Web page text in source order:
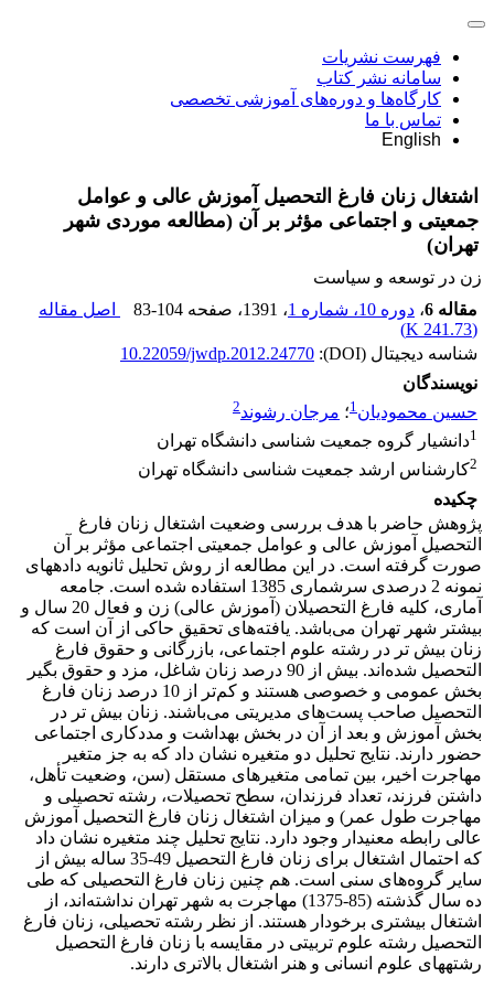
فهرست نشریات
سامانه نشر کتاب
کارگاه‌ها و دوره‌های آموزشی تخصصی
تماس با ما
English
اشتغال زنان فارغ التحصیل آموزش عالی و عوامل
جمعیتی و اجتماعی مؤثر بر آن (مطالعه موردی شهر
تهران)
زن در توسعه و سیاست
مقاله 6
، دوره 10، شماره 1 ، 1391 ، صفحه 83-104
اصل مقاله
(
241.73 K
)
شناسه دیجیتال (DOI):
10.22059/jwdp.2012.24770
نویسندگان
حسین محمودیان1؛ مرجان رشوند2
1دانشیار گروه جمعیت شناسی دانشگاه تهران
2کارشناس ارشد جمعیت شناسی دانشگاه تهران
چکیده
پژوهش حاضر با هدف بررسی وضعیت اشتغال زنان فارغ
التحصیل آموزش عالی و عوامل جمعیتی اجتماعی مؤثر بر آن
صورت گرفته است. در این مطالعه از روش تحلیل ثانویه داده‏های
نمونه 2 درصدی سرشماری 1385 استفاده شده است. جامعه
آماری، کلیه فارغ التحصیلان (آموزش عالی) زن و فعال 20 سال و
بیش‏تر شهر تهران می‌باشد. یافته‌های تحقیق حاکی از آن است که
زنان بیش تر در رشته علوم اجتماعی، بازرگانی و حقوق فارغ
التحصیل شده‌اند. بیش از 90 درصد زنان شاغل، مزد و حقوق بگیر
بخش عمومی و خصوصی هستند و کم‌تر از 10 درصد زنان فارغ
التحصیل صاحب پست‌های مدیریتی می‌باشند. زنان بیش تر در
بخش آموزش و بعد از آن در بخش بهداشت و مددکاری اجتماعی
حضور دارند. نتایج تحلیل دو متغیره نشان داد که به جز متغیر
مهاجرت اخیر، بین تمامی متغیرهای مستقل (سن، وضعیت تأهل،
داشتن فرزند، تعداد فرزندان، سطح تحصیلات، رشته تحصیلی و
مهاجرت طول عمر) و میزان اشتغال زنان فارغ التحصیل آموزش
عالی رابطه معنی‏دار وجود دارد. نتایج تحلیل چند متغیره نشان داد
که احتمال اشتغال برای زنان فارغ التحصیل 49-35 ساله بیش از
سایر گروه‌های سنی است. هم چنین زنان فارغ التحصیلی که طی
ده سال گذشته (85-1375) مهاجرت به شهر تهران نداشته‌اند، از
اشتغال بیشتری برخودار هستند. از نظر رشته تحصیلی، زنان فارغ
التحصیل رشته علوم تربیتی در مقایسه با زنان فارغ التحصیل
رشته‏های علوم انسانی و هنر اشتغال بالاتری دارند.